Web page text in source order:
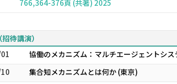
766,364-376頁 (共著) 2025
待講演）
協働のメカニズム：マルチエージェントシ
集合知メカニズムとは何か (東京)